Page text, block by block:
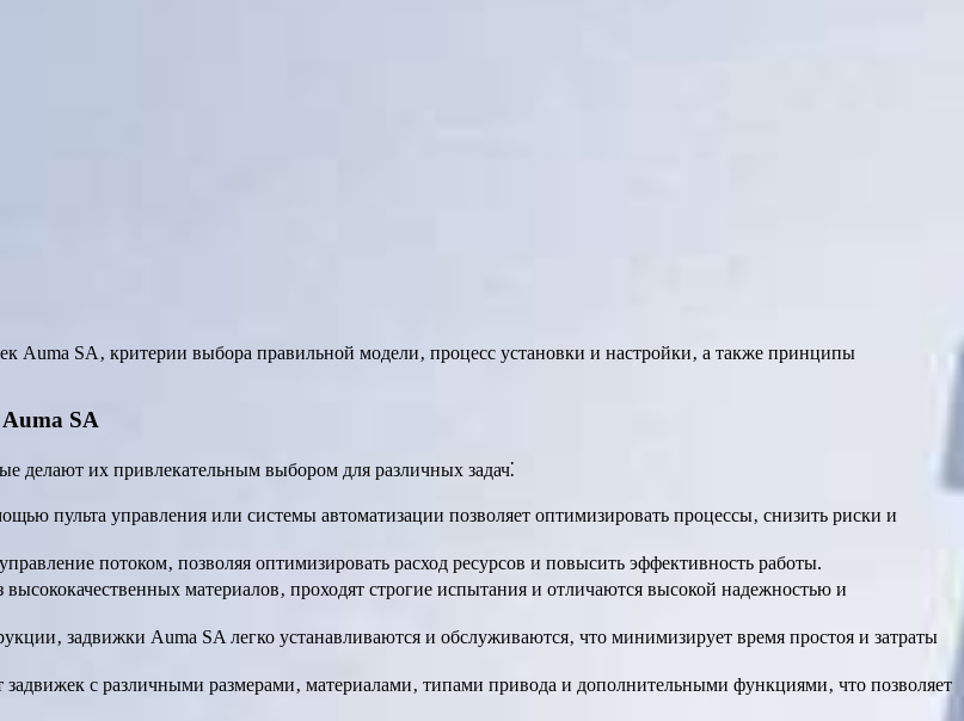
SA‚ критерии выбора правильной модели‚ процесс установки и настройки‚ а также принципы
SA
делают их привлекательным выбором для различных задач⁚
пульта управления или системы автоматизации позволяет оптимизировать процессы‚ снизить риски и
потоком‚ позволяя оптимизировать расход ресурсов и повысить эффективность работы.
материалов‚ проходят строгие испытания и отличаются высокой надежностью и
задвижки Auma SA легко устанавливаются и обслуживаются‚ что минимизирует время простоя и затраты
с различными размерами‚ материалами‚ типами привода и дополнительными функциями‚ что позволяет